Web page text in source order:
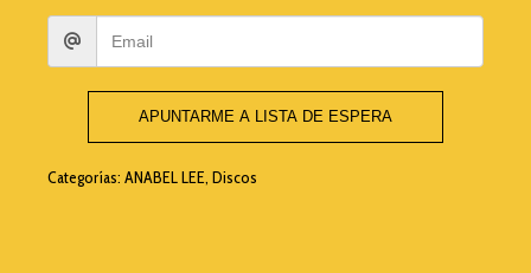
APUNTARME A LISTA DE ESPERA
Categorías: ANABEL LEE, Discos